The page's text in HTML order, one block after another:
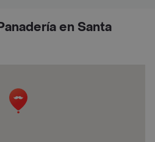
en Santa